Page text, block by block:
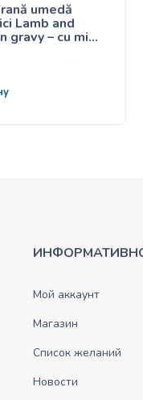
umedă
Lamb and
gravy – cu miel
85g
Мой аккаунт
Магазин
Список желаний
Новости